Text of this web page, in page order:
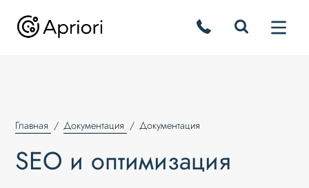
Главная Документация Документация
SEO и оптимизация